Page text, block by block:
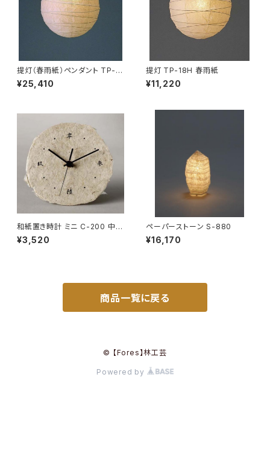
提灯（春雨紙）ペンダント TP-3
0H
¥25,410
提灯 TP-18H 春雨紙
¥11,220
和紙置き時計 ミニ C-200 中国
字【在庫なくなり次第終了】
¥3,520
ペーパーストーン S-880
¥16,170
商品一覧に戻る
© 【Fores】林工芸
Powered by